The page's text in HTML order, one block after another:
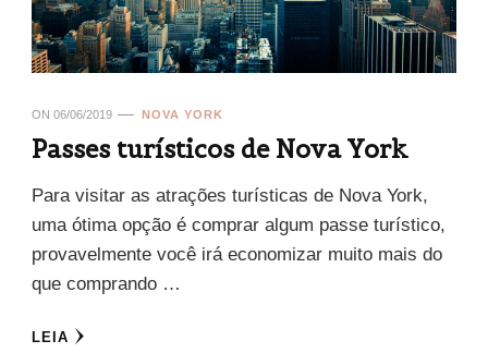
ON 06/06/2019 NOVA YORK
Passes turísticos de Nova York
Para visitar as atrações turísticas de Nova York,
uma ótima opção é comprar algum passe turístico,
provavelmente você irá economizar muito mais do
que comprando …
LEIA